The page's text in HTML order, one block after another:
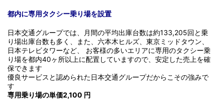
都内に専用タクシー乗り場を設置
日本交通グループでは、月間の平均出庫台数は約133,205回と乗
り場出庫台数も多く、また、六本木ヒルズ、東京ミッドタウン、
日本テレビタワーなど、 お客様の多いエリアに専用のタクシー乗
り場を都内40ヶ所以上に配置していますので、安定した売上を確
保できます
優良サービスと認められた日本交通グループだからこその強みで
す
専用乗り場の単価2,100 円